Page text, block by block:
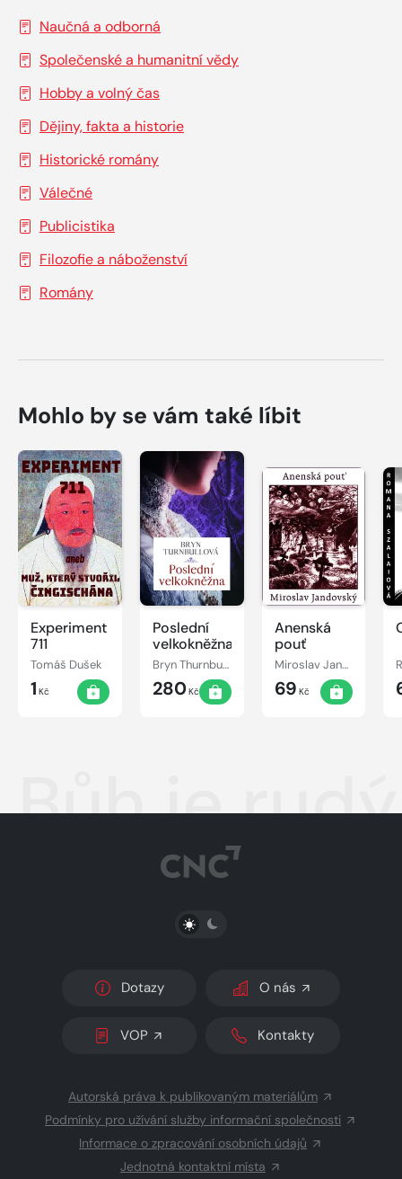
Naučná a odborná
Společenské a humanitní vědy
Hobby a volný čas
Dějiny, fakta a historie
Historické romány
Válečné
Publicistika
Filozofie a náboženství
Romány
Mohlo by se vám také líbit
Experiment
711
Tomáš Dušek
1 Kč
Poslední
velkokněžna
Bryn Thurnbullová
280Kč
Anenská
pouť
Miroslav Jandovský
69 Kč
Bůh je rudý
PŘEPNOUT SVĚTLÝ/TMAVÝ REŽIM
Dotazy O nás
VOP Kontakty
Autorská práva k publikovaným materiálům
Podmínky pro užívání služby informační společnosti
Informace o zpracování osobních údajů
Jednotná kontaktní místa